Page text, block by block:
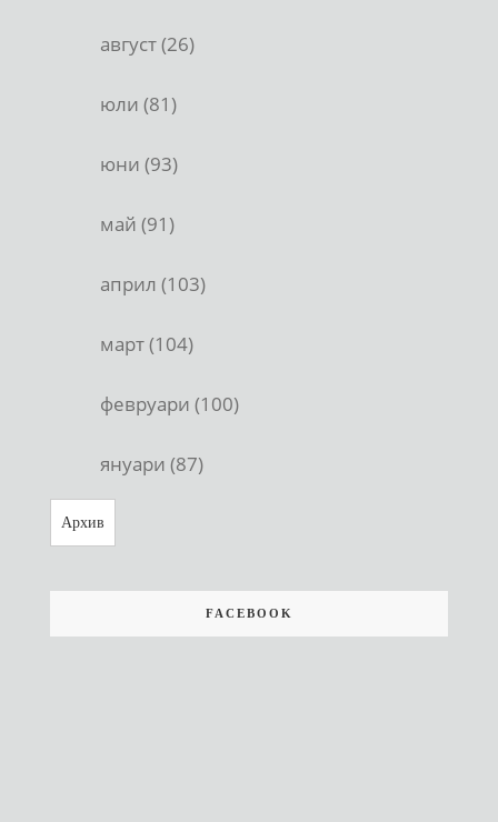
август (26)
юли (81)
юни (93)
май (91)
април (103)
март (104)
февруари (100)
януари (87)
Архив
FACEBOOK